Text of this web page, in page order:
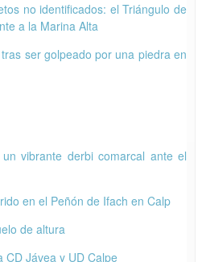
no identificados: el Triángulo de
a la Marina Alta
ser golpeado por una piedra en
vibrante derbi comarcal ante el
en el Peñón de Ifach en Calp
de altura
Jávea y UD Calpe